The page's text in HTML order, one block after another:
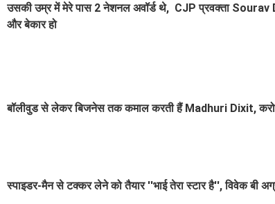
उसकी उम्र में मेरे पास 2 नेशनल अवॉर्ड थे, CJP प्रवक्ता Sourav
और बेकार हो
बॉलीवुड से लेकर बिजनेस तक कमाल करती हैं Madhuri Dixit,
स्पाइडर-मैन से टक्कर लेने को तैयार ''भाई तेरा स्टार है'', विवेक बी